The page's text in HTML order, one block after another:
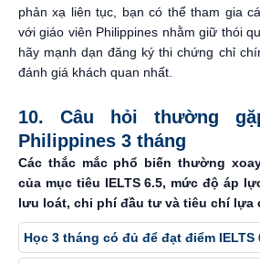
phản xạ liên tục, bạn có thể tham gia
với giáo viên Philippines nhằm giữ thói
hãy mạnh dạn đăng ký thi chứng chỉ
đánh giá khách quan nhất.
10. Câu hỏi thường
Philippines 3 tháng
Các thắc mắc phổ biến thường
của mục tiêu IELTS 6.5, mức độ áp
lưu loát, chi phí đầu tư và tiêu chí lựa
Học 3 tháng có đủ để đạt điểm IELTS